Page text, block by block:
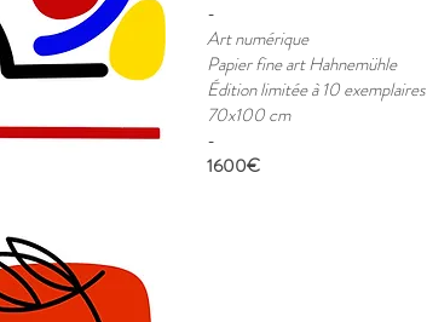
-
Art numérique
Papier fine art Hahnemühle
Édition limitée à 10 exemplaires
70x100 cm
​-
1600€